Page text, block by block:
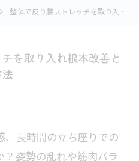
整体で反り腰ストレッチを取り入れ根本改善と日常ケアを両立する方法
を取り入れ根本改善と
、長時間の立ち座りでの
姿勢の乱れや筋肉バラ